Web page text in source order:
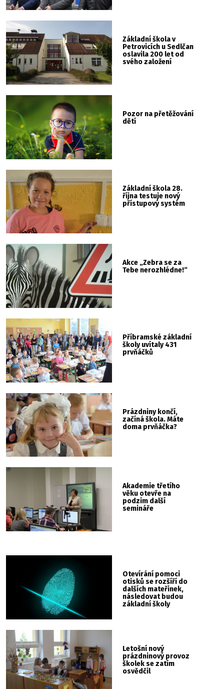
Základní škola v
Petrovicích u Sedlčan
oslavila 200 let od
svého založení
Pozor na přetěžování
dětí
Základní škola 28.
října testuje nový
přístupový systém
Akce „Zebra se za
Tebe nerozhlédne!“
Příbramské základní
školy uvítaly 431
prvňáčků
Prázdniny končí,
začíná škola. Máte
doma prvňáčka?
Akademie třetího
věku otevře na
podzim další
semináře
Otevírání pomoci
otisků se rozšíří do
dalších mateřinek,
následovat budou
základní školy
Letošní nový
prázdninový provoz
školek se zatím
osvědčil